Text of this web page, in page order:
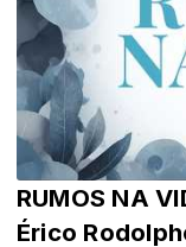
RUMOS NA
Érico